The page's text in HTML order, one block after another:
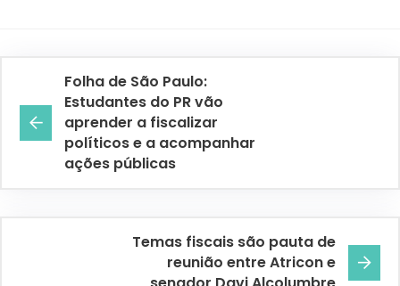
Folha de São Paulo:
Estudantes do PR vão
aprender a fiscalizar
políticos e a acompanhar
ações públicas
Temas fiscais são pauta de
reunião entre Atricon e